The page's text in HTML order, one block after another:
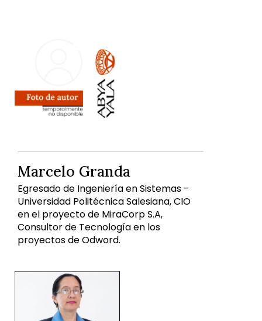
Marcelo Granda
Egresado de Ingeniería en Sistemas -
Universidad Politécnica Salesiana, CIO
en el proyecto de MiraCorp S.A,
Consultor de Tecnología en los
proyectos de Odword.